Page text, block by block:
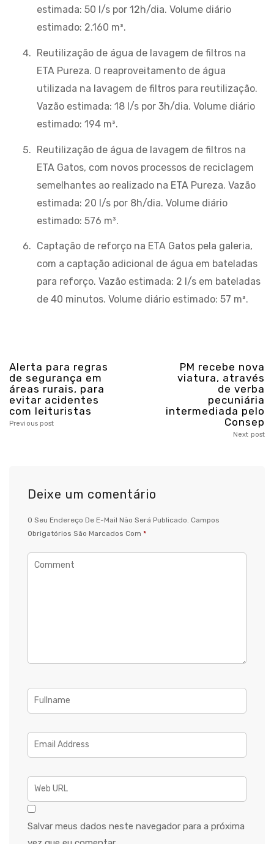
estimada: 50 l/s por 12h/dia. Volume diário
estimado: 2.160 m³.
Reutilização de água de lavagem de filtros na
ETA Pureza. O reaproveitamento de água
utilizada na lavagem de filtros para reutilização.
Vazão estimada: 18 l/s por 3h/dia. Volume diário
estimado: 194 m³.
Reutilização de água de lavagem de filtros na
ETA Gatos, com novos processos de reciclagem
semelhantes ao realizado na ETA Pureza. Vazão
estimada: 20 l/s por 8h/dia. Volume diário
estimado: 576 m³.
Captação de reforço na ETA Gatos pela galeria,
com a captação adicional de água em bateladas
para reforço. Vazão estimada: 2 l/s em bateladas
de 40 minutos. Volume diário estimado: 57 m³.
Alerta para regras
de segurança em
áreas rurais, para
evitar acidentes
com leituristas
Previous post
PM recebe nova
viatura, através
de verba
pecuniária
intermediada pelo
Consep
Next post
Deixe um comentário
O Seu Endereço De E-Mail Não Será Publicado. Campos
Obrigatórios São Marcados Com *
Salvar meus dados neste navegador para a próxima